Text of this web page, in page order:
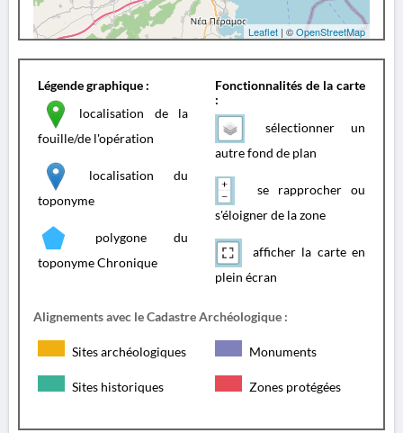
Leaflet | ©OpenStreetMap
Légende graphique :
localisation de la
fouille/de l'opération
localisation du
toponyme
polygone du
toponyme Chronique
Fonctionnalités de la carte
:
sélectionner un
autre fond de plan
se rapprocher ou
s'éloigner de la zone
afficher la carte en
plein écran
Alignements avec le Cadastre Archéologique :
Sites archéologiques Monuments
Sites historiques Zones protégées